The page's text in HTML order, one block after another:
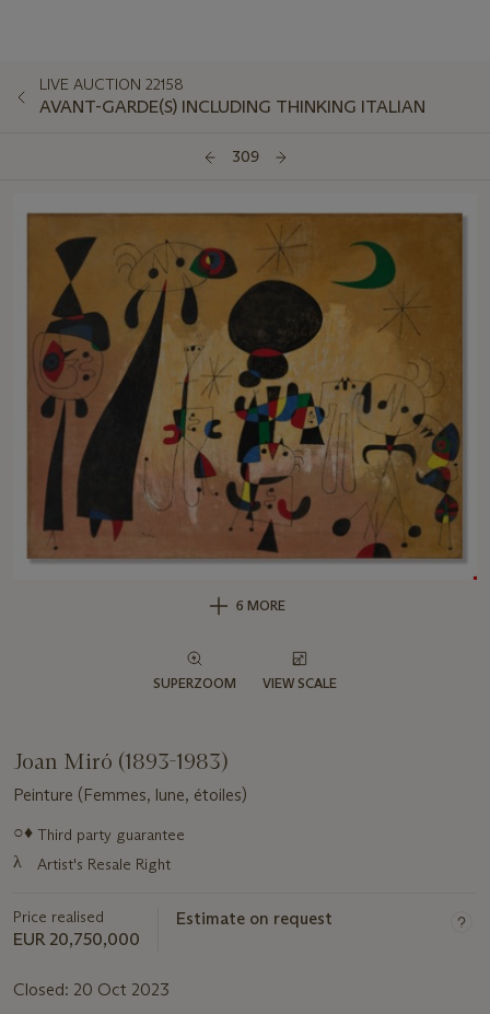
LIVE AUCTION 22158
AVANT-GARDE(S) INCLUDING THINKING ITALIAN
309
6 MORE
SUPERZOOM VIEW SCALE
Joan Miró (1893-1983)
Peinture (Femmes, lune, étoiles)
Important
information
about
lot
○♦ Third party guarantee
λ Artist's Resale Right
Price realised
EUR 20,750,000
Estimate on request
Closed: 20 Oct 2023